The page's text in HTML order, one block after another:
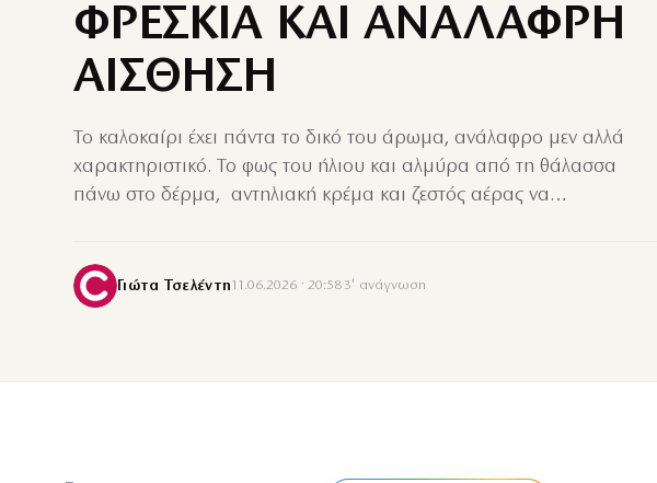
ΦΡΕΣΚΙΑ ΚΑΙ ΑΝΑΛΑΦΡΗ
ΑΙΣΘΗΣΗ
Το καλοκαίρι έχει πάντα το δικό του άρωμα, ανάλαφρο μεν αλλά
χαρακτηριστικό. Το φως του ήλιου και αλμύρα από τη θάλασσα
πάνω στο δέρμα, αντηλιακή κρέμα και ζεστός αέρας να…
Γιώτα Τσελέντη11.06.2026 · 20:58·3′ ανάγνωση